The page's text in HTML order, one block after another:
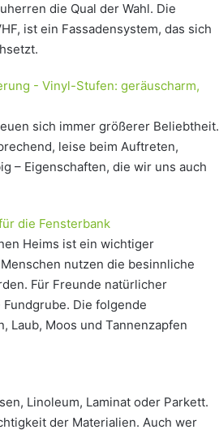
die Qual der Wahl. Die
ist ein Fassadensystem, das sich
- Vinyl-Stufen: geräuscharm,
sich immer größerer Beliebtheit.
leise beim Auftreten,
– Eigenschaften, die wir uns auch
die Fensterbank
Heims ist ein wichtiger
nutzen die besinnliche
Für Freunde natürlicher
Die folgende
Laub, Moos und Tannenzapfen
Linoleum, Laminat oder Parkett.
der Materialien. Auch wer